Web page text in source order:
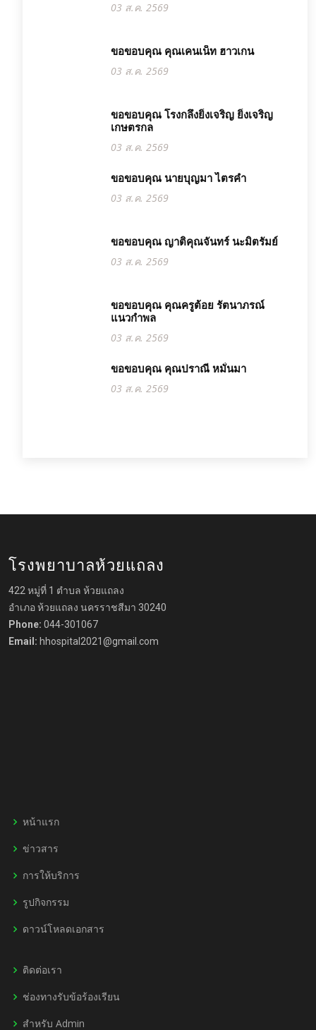
03 ส.ค. 2569
ขอขอบคุณ คุณเคนเน็ท ฮาวเกน
03 ส.ค. 2569
ขอขอบคุณ โรงกลึงยิ่งเจริญ ยิ่งเจริญ
เกษตรกล
03 ส.ค. 2569
ขอขอบคุณ นายบุญมา ไตรคำ
03 ส.ค. 2569
ขอขอบคุณ ญาติคุณจันทร์ นะมิตรัมย์
03 ส.ค. 2569
ขอขอบคุณ คุณครูต้อย รัตนาภรณ์
แนวกำพล
03 ส.ค. 2569
ขอขอบคุณ คุณปราณี หมั่นมา
03 ส.ค. 2569
โรงพยาบาลห้วยแถลง
422 หมู่ที่ 1 ตำบล ห้วยแถลง
อำเภอ ห้วยแถลง นครราชสีมา 30240
Phone: 044-301067
Email: hhospital2021@gmail.com
หน้าแรก
ข่าวสาร
การให้บริการ
รูปกิจกรรม
ดาวน์โหลดเอกสาร
ติดต่อเรา
ช่องทางรับข้อร้องเรียน
สำหรับ Admin